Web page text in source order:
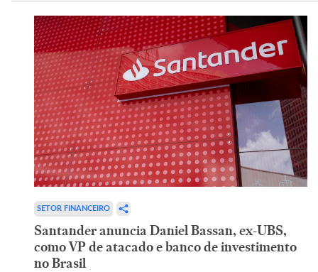
SETOR FINANCEIRO
Santander anuncia Daniel Bassan, ex-UBS,
como VP de atacado e banco de investimento
no Brasil